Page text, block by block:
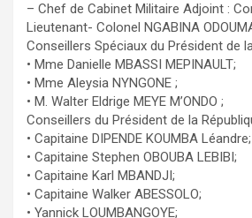
– Chef de Cabinet Militaire Adjoint :
Lieutenant- Colonel NGABINA
Conseillers Spéciaux du Président de
• Mme Danielle MBASSI MEPINAULT;
• Mme Aleysia NYNGONE ;
• M. Walter Eldrige MEYE M’ONDO ;
Conseillers du Président de la
• Capitaine DIPENDE KOUMBA Léandre;
• Capitaine Stephen OBOUBA LEBIBI;
• Capitaine Karl MBANDJI;
• Capitaine Walker ABESSOLO;
• Yannick LOUMBANGOYE;